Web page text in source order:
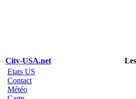
City-USA.net
Etats US
Contact
Météo